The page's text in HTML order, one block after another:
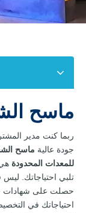
ماسح
ربما كنت مدير
جودة عالية ماسح
للمعدات المحدودة
تلبي احتياجاتك.
حصلت على شهادات في
احتياجاتك في